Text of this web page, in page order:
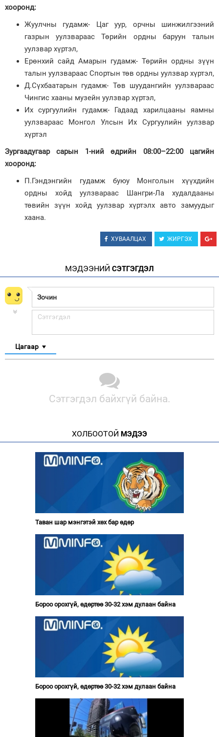
хооронд:
Жуулчны гудамж- Цаг уур, орчны шинжилгээний
газрын уулзвараас Төрийн ордны баруун талын
уулзвар хүртэл,
Ерөнхий сайд Амарын гудамж- Төрийн ордны зүүн
талын уулзвараас Спортын төв ордны уулзвар хүртэл,
Д.Сүхбаатарын гудамж- Төв шуудангийн уулзвараас
Чингис хааны музейн уулзвар хүртэл,
Их сургуулийн гудамж- Гадаад харилцааны яамны
уулзвараас Монгол Улсын Их Сургуулийн уулзвар
хүртэл
Зургаадугаар сарын 1-ний өдрийн 08:00–22:00 цагийн
хооронд:
П.Гэндэнгийн гудамж буюу Монголын хүүхдийн
ордны хойд уулзвараас Шангри-Ла худалдааны
төвийн зүүн хойд уулзвар хүртэлх авто замуудыг
хаана.
ХУВААЛЦАХ ЖИРГЭХ
МЭДЭЭНИЙ СЭТГЭГДЭЛ
Цагаар
Сэтгэгдэл байхгүй байна.
ХОЛБООТОЙ МЭДЭЭ
Таван шар мэнгэтэй хөх бар өдөр
Бороо орохгүй, өдөртөө 30-32 хэм дулаан байна
Бороо орохгүй, өдөртөө 30-32 хэм дулаан байна